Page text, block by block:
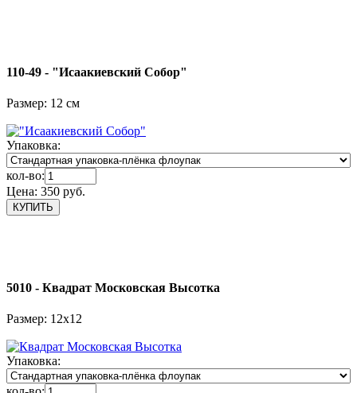
110-49 - "Исаакиевский Собор"
Размер: 12 см
Упаковка:
кол-во:
Цена: 350 руб.
5010 - Квадрат Московская Высотка
Размер: 12х12
Упаковка: